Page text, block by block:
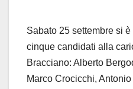
Sabato 25 settembre si
cinque candidati alla
Bracciano: Alberto
Marco Crocicchi,